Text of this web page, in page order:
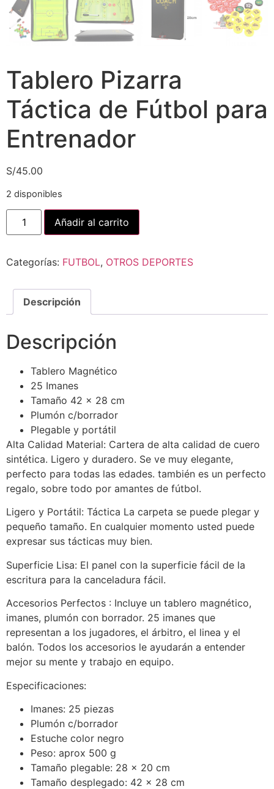
Tablero Pizarra
Táctica de Fútbol para
Entrenador
S/45.00
2 disponibles
Añadir al carrito
Categorías: FUTBOL, OTROS DEPORTES
Descripción
Descripción
Tablero Magnético
25 Imanes
Tamaño 42 x 28 cm
Plumón c/borrador
Plegable y portátil
Alta Calidad Material: Cartera de alta calidad de cuero
sintética. Ligero y duradero. Se ve muy elegante,
perfecto para todas las edades. también es un perfecto
regalo, sobre todo por amantes de fútbol.
Ligero y Portátil: Táctica La carpeta se puede plegar y
pequeño tamaño. En cualquier momento usted puede
expresar sus tácticas muy bien.
Superficie Lisa: El panel con la superficie fácil de la
escritura para la canceladura fácil.
Accesorios Perfectos : Incluye un tablero magnético,
imanes, plumón con borrador. 25 imanes que
representan a los jugadores, el árbitro, el linea y el
balón. Todos los accesorios le ayudarán a entender
mejor su mente y trabajo en equipo.
Especificaciones:
Imanes: 25 piezas
Plumón c/borrador
Estuche color negro
Peso: aprox 500 g
Tamaño plegable: 28 x 20 cm
Tamaño desplegado: 42 x 28 cm